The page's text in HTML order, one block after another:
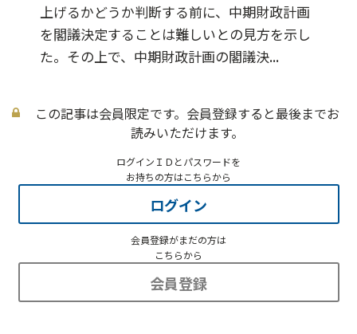
上げるかどうか判断する前に、中期財政計画
を閣議決定することは難しいとの見方を示し
た。その上で、中期財政計画の閣議決...
この記事は会員限定です。会員登録すると最後までお
読みいただけます。
ログインＩＤとパスワードを
お持ちの方はこちらから
ログイン
会員登録がまだの方は
こちらから
会員登録